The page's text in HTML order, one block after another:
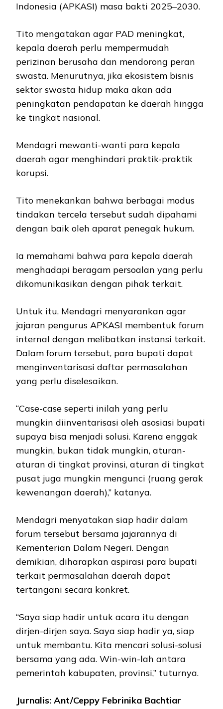
Indonesia (APKASI) masa bakti 2025–2030.
Tito mengatakan agar PAD meningkat,
kepala daerah perlu mempermudah
perizinan berusaha dan mendorong peran
swasta. Menurutnya, jika ekosistem bisnis
sektor swasta hidup maka akan ada
peningkatan pendapatan ke daerah hingga
ke tingkat nasional.
Mendagri mewanti-wanti para kepala
daerah agar menghindari praktik-praktik
korupsi.
Tito menekankan bahwa berbagai modus
tindakan tercela tersebut sudah dipahami
dengan baik oleh aparat penegak hukum.
Ia memahami bahwa para kepala daerah
menghadapi beragam persoalan yang perlu
dikomunikasikan dengan pihak terkait.
Untuk itu, Mendagri menyarankan agar
jajaran pengurus APKASI membentuk forum
internal dengan melibatkan instansi terkait.
Dalam forum tersebut, para bupati dapat
menginventarisasi daftar permasalahan
yang perlu diselesaikan.
“Case-case seperti inilah yang perlu
mungkin diinventarisasi oleh asosiasi bupati
supaya bisa menjadi solusi. Karena enggak
mungkin, bukan tidak mungkin, aturan-
aturan di tingkat provinsi, aturan di tingkat
pusat juga mungkin mengunci (ruang gerak
kewenangan daerah),” katanya.
Mendagri menyatakan siap hadir dalam
forum tersebut bersama jajarannya di
Kementerian Dalam Negeri. Dengan
demikian, diharapkan aspirasi para bupati
terkait permasalahan daerah dapat
tertangani secara konkret.
“Saya siap hadir untuk acara itu dengan
dirjen-dirjen saya. Saya siap hadir ya, siap
untuk membantu. Kita mencari solusi-solusi
bersama yang ada. Win-win-lah antara
pemerintah kabupaten, provinsi,” tuturnya.
Jurnalis: Ant/Ceppy Febrinika Bachtiar